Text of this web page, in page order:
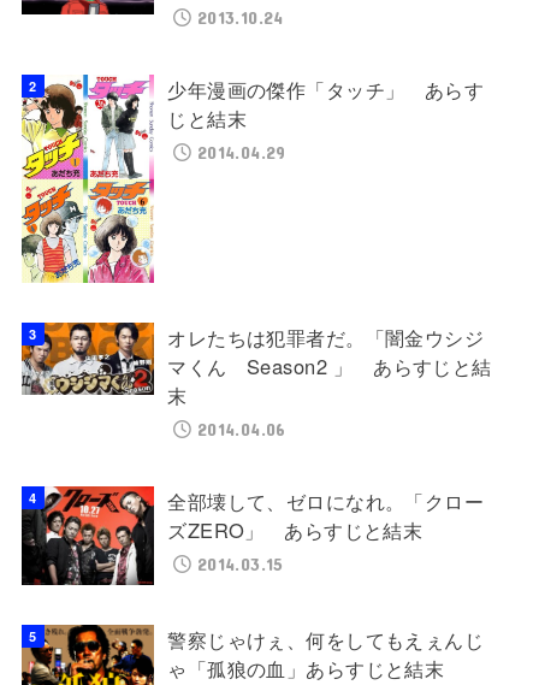
2013.10.24
少年漫画の傑作「タッチ」 あらす
じと結末
2014.04.29
オレたちは犯罪者だ。「闇金ウシジ
マくん Season2 」 あらすじと結
末
2014.04.06
全部壊して、ゼロになれ。「クロー
ズZERO」 あらすじと結末
2014.03.15
警察じゃけぇ、何をしてもえぇんじ
ゃ「孤狼の血」あらすじと結末